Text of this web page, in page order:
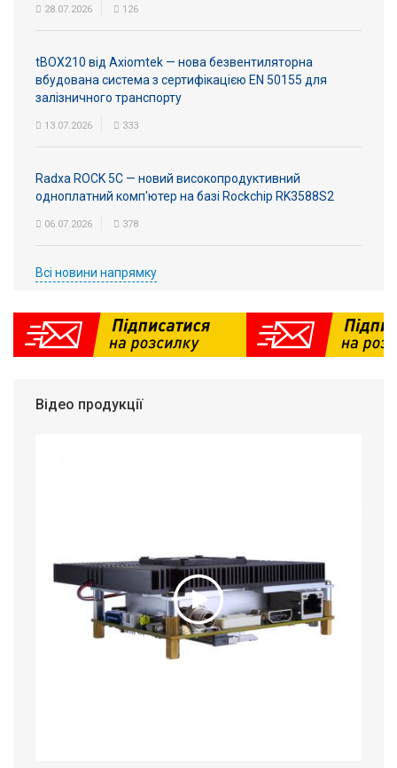
28.07.2026 126
tBOX210 від Axiomtek — нова безвентиляторна
вбудована система з сертифікацією EN 50155 для
залізничного транспорту
13.07.2026 333
Radxa ROCK 5C — новий високопродуктивний
одноплатний комп'ютер на базі Rockchip RK3588S2
06.07.2026 378
Всі новини напрямку
Відео продукції